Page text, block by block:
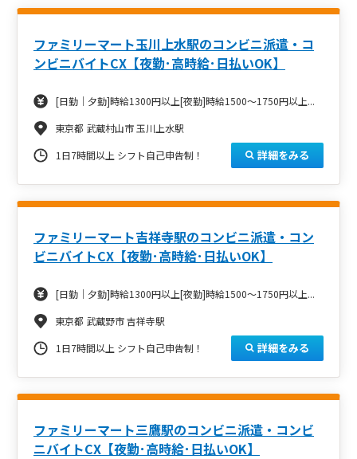
ファミリーマート玉川上水駅のコンビニ派遣・コ
ンビニバイトCX【夜勤･高時給･日払いOK】
[日勤｜夕勤]時給1300円以上[夜勤]時給1500～1750円以上...
東京都 武蔵村山市 玉川上水駅
1日7時間以上 シフト自己申告制！
詳細をみる
ファミリーマート吉祥寺駅のコンビニ派遣・コン
ビニバイトCX【夜勤･高時給･日払いOK】
[日勤｜夕勤]時給1300円以上[夜勤]時給1500～1750円以上...
東京都 武蔵野市 吉祥寺駅
1日7時間以上 シフト自己申告制！
詳細をみる
ファミリーマート三鷹駅のコンビニ派遣・コンビ
ニバイトCX【夜勤･高時給･日払いOK】